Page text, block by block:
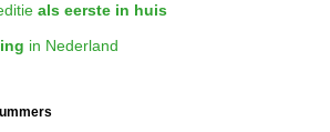
als eerste in huis
in Nederland